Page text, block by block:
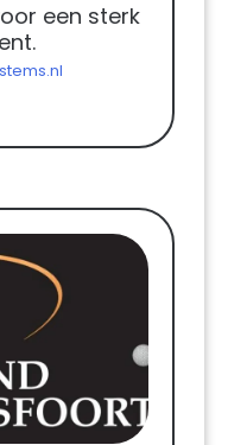
een sterk